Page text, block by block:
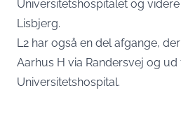
Universitetshospitalet og
Lisbjerg.
L2 har også en del afgange,
Aarhus H via Randersvej og ud
Universitetshospital.